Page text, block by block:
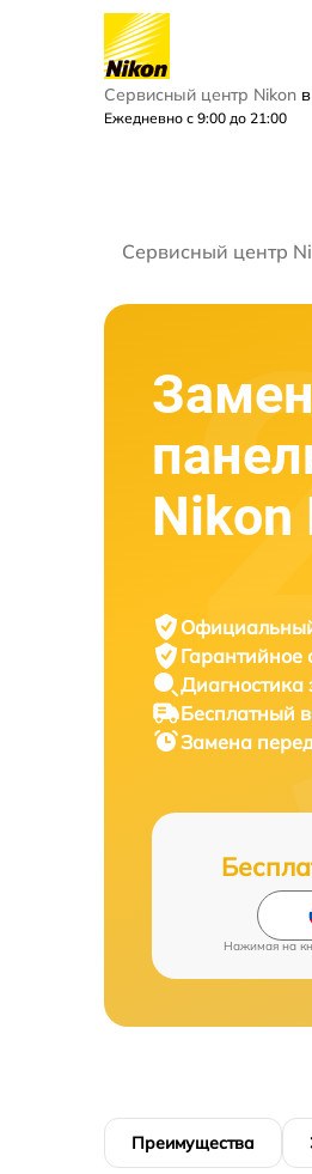
Сервисный центр Nikon
Ежедневно с 9:00 до 21:00
Сервисный центр
Nikon
Гарантийное
Диагностика
Бесплатный
Замена
Нажимая на
Преимущества